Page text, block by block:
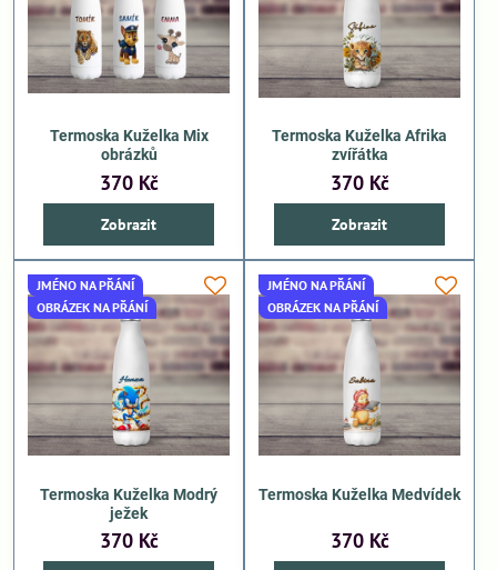
Termoska Kuželka Mix
obrázků
370 Kč
Zobrazit
Termoska Kuželka Afrika
zvířátka
370 Kč
Zobrazit
JMÉNO NA PŘÁNÍ
OBRÁZEK NA PŘÁNÍ
Termoska Kuželka Modrý
ježek
370 Kč
JMÉNO NA PŘÁNÍ
OBRÁZEK NA PŘÁNÍ
Termoska Kuželka Medvídek
370 Kč